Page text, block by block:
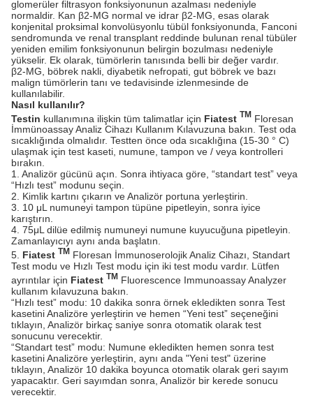
glomerüler filtrasyon fonksiyonunun azalması nedeniyle
normaldir. Kan β2-MG normal ve idrar β2-MG, esas olarak
konjenital proksimal konvolüsyonlu tübül fonksiyonunda, Fanconi
sendromunda ve renal transplant reddinde bulunan renal tübüler
yeniden emilim fonksiyonunun belirgin bozulması nedeniyle
yükselir. Ek olarak, tümörlerin tanısında belli bir değer vardır.
β2-MG, böbrek nakli, diyabetik nefropati, gut böbrek ve bazı
malign tümörlerin tanı ve tedavisinde izlenmesinde de
kullanılabilir.
Nasıl kullanılır?
Testin kullanımına ilişkin tüm talimatlar için Fiatest TM Floresan
İmmünoassay Analiz Cihazı Kullanım Kılavuzuna bakın. Test oda
sıcaklığında olmalıdır. Testten önce oda sıcaklığına (15-30 ° C)
ulaşmak için test kaseti, numune, tampon ve / veya kontrolleri
bırakın.
1. Analizör gücünü açın. Sonra ihtiyaca göre, “standart test” veya
“Hızlı test” modunu seçin.
2. Kimlik kartını çıkarın ve Analizör portuna yerleştirin.
3. 10 μL numuneyi tampon tüpüne pipetleyin, sonra iyice
karıştırın.
4. 75μL dilüe edilmiş numuneyi numune kuyucuğuna pipetleyin.
Zamanlayıcıyı aynı anda başlatın.
5. Fiatest TM Floresan İmmunoserolojik Analiz Cihazı, Standart
Test modu ve Hızlı Test modu için iki test modu vardır. Lütfen
ayrıntılar için Fiatest TM Fluorescence Immunoassay Analyzer
kullanım kılavuzuna bakın.
“Hızlı test” modu: 10 dakika sonra örnek ekledikten sonra Test
kasetini Analizöre yerleştirin ve hemen “Yeni test” seçeneğini
tıklayın, Analizör birkaç saniye sonra otomatik olarak test
sonucunu verecektir.
“Standart test” modu: Numune ekledikten hemen sonra test
kasetini Analizöre yerleştirin, aynı anda "Yeni test" üzerine
tıklayın, Analizör 10 dakika boyunca otomatik olarak geri sayım
yapacaktır. Geri sayımdan sonra, Analizör bir kerede sonucu
verecektir.